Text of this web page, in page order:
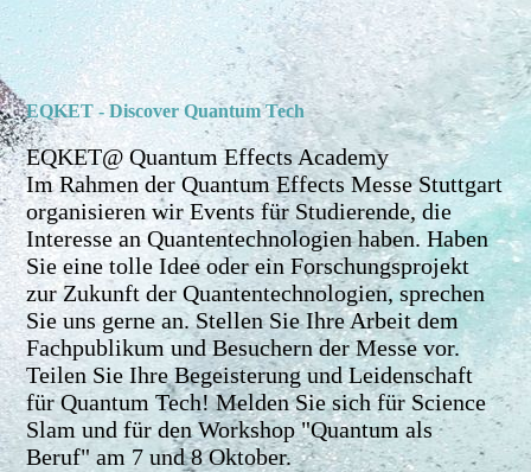
EQKET - Discover Quantum Tech
EQKET@ Quantum Effects Academy
Im Rahmen der Quantum Effects Messe Stuttgart
organisieren wir Events für Studierende, die
Interesse an Quantentechnologien haben. Haben
Sie eine tolle Idee oder ein Forschungsprojekt
zur Zukunft der Quantentechnologien, sprechen
Sie uns gerne an. Stellen Sie Ihre Arbeit dem
Fachpublikum und Besuchern der Messe vor.
Teilen Sie Ihre Begeisterung und Leidenschaft
für Quantum Tech! Melden Sie sich für Science
Slam und für den Workshop "Quantum als
Beruf" am 7 und 8 Oktober.